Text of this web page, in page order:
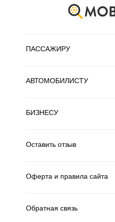
ПАССАЖИРУ
АВТОМОБИЛИСТУ
БИЗНЕСУ
Оставить отзыв
Оферта и правила сайта
Обратная связь